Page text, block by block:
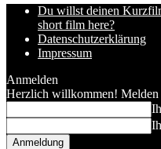
Du willst deinen
short film here?
Datenschutzerklärung
Impressum
Anmelden
Herzlich willkommen! Melden